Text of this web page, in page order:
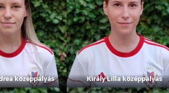
középpályás Király Lilla középpályás